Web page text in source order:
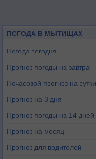
ПОГОДА В МЫТИЩАХ
Погода сегодня
Прогноз погоды на завтра
Почасовой прогноз на сутки
Прогноз на 3 дня
Прогноз погоды на 14 дней
Прогноз на месяц
Прогноз для водителей